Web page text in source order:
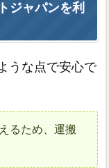
ジャパンを利
うな点で安心で
るため、運搬